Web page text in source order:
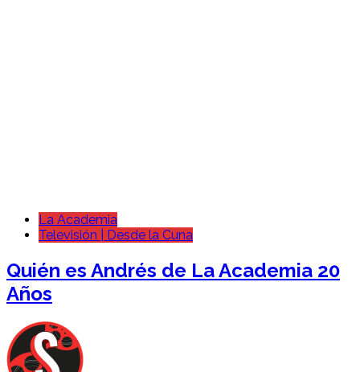
La Academia
Televisión | Desde la Cuna
Quién es Andrés de La Academia 20
Años